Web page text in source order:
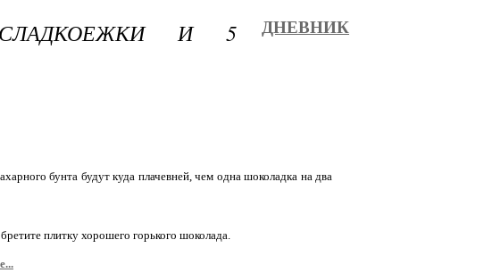
И 5
ДНЕВНИК
бунта будут куда плачевней, чем одна шоколадка на два
плитку хорошего горького шоколада.